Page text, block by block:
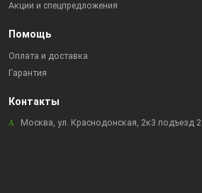
Акции и спецпредложения
Помощь
Оплата и доставка
Гарантия
Контакты
Москва, ул. Краснодонская, 2к3 подъезд 2